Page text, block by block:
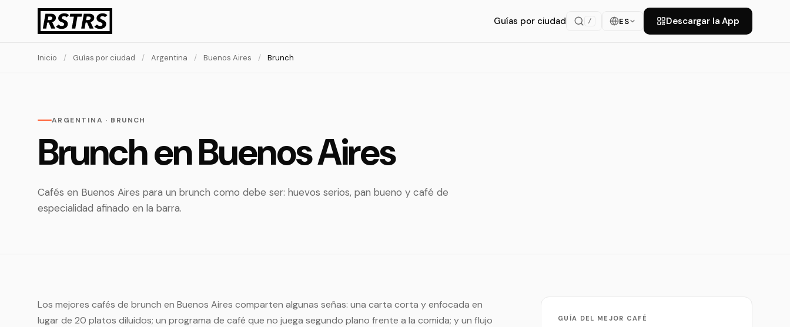
Guías por ciudad / ES Descargar la App
Inicio / Guías por ciudad / Argentina / Buenos Aires / Brunch
ARGENTINA · BRUNCH
Brunch en Buenos Aires
Cafés en Buenos Aires para un brunch como debe ser: huevos serios, pan bueno y café de
especialidad afinado en la barra.
Los mejores cafés de brunch en Buenos Aires comparten algunas señas: una carta corta y enfocada en
lugar de 20 platos diluidos; un programa de café que no juega segundo plano frente a la comida; y un flujo
GUÍA DEL MEJOR CAFÉ